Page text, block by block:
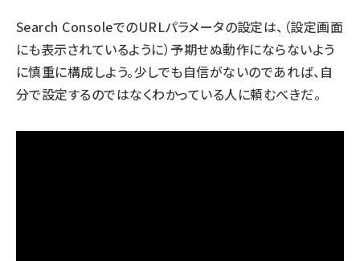
Search ConsoleでのURLパラメータの設定は、（設定画面
にも表示されているように）予期せぬ動作にならないよう
に慎重に構成しよう。少しでも自信がないのであれば、自
分で設定するのではなくわかっている人に頼むべきだ。